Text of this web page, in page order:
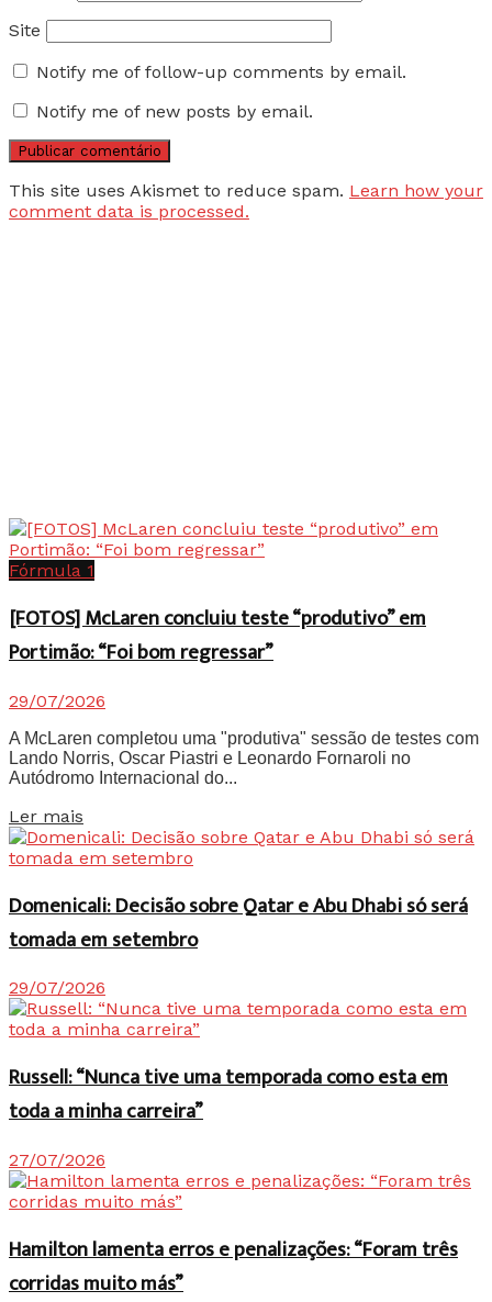
Site
Notify me of follow-up comments by email.
Notify me of new posts by email.
This site uses Akismet to reduce spam. Learn how your
comment data is processed.
Fórmula 1
[FOTOS] McLaren concluiu teste “produtivo” em
Portimão: “Foi bom regressar”
29/07/2026
A McLaren completou uma "produtiva" sessão de testes com
Lando Norris, Oscar Piastri e Leonardo Fornaroli no
Autódromo Internacional do...
Ler mais
Domenicali: Decisão sobre Qatar e Abu Dhabi só será
tomada em setembro
29/07/2026
Russell: “Nunca tive uma temporada como esta em
toda a minha carreira”
27/07/2026
Hamilton lamenta erros e penalizações: “Foram três
corridas muito más”